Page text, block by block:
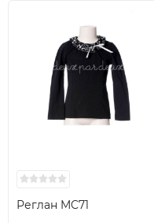
Реглан MC71